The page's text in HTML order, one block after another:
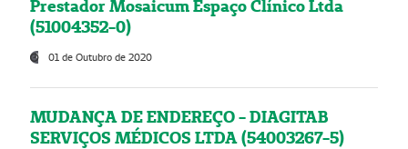
Prestador Mosaicum Espaço Clínico Ltda
(51004352-0)
01 de Outubro de 2020
MUDANÇA DE ENDEREÇO - DIAGITAB
SERVIÇOS MÉDICOS LTDA (54003267-5)